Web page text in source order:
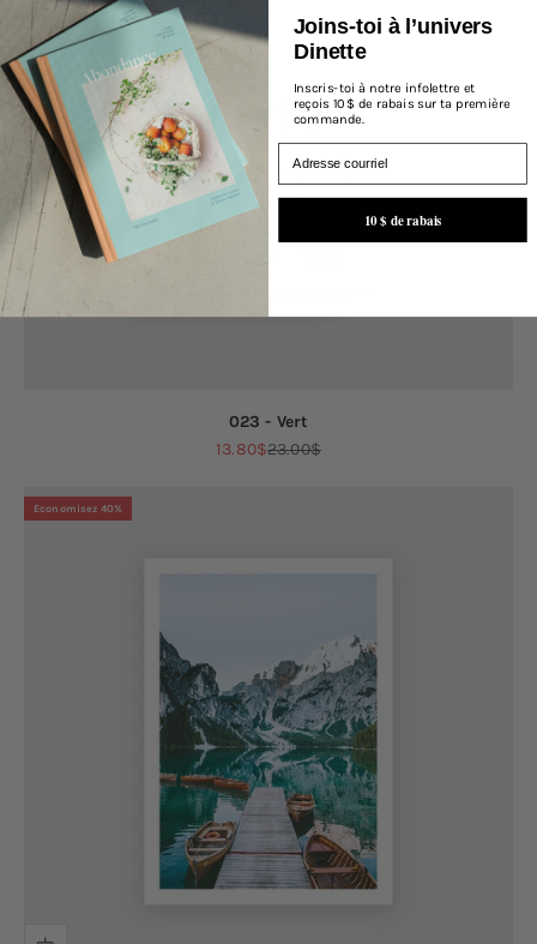
023 - Vert
Prix de vente
13.80$Prix normal
23.00$
Economisez 40%
Joins-toi à l’univers
Dinette
Inscris-toi à notre infolettre et
reçois 10 $ de rabais sur ta première
commande.
Email
10 $ de rabais